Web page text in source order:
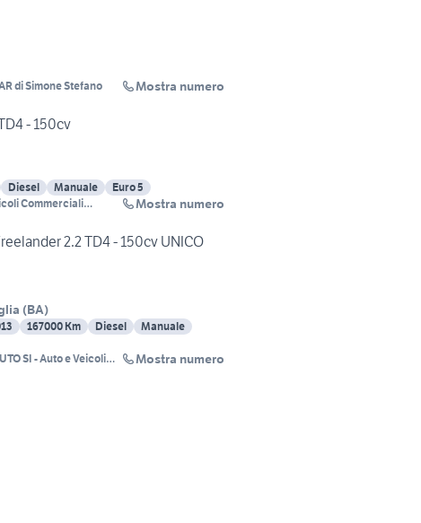
di Simone Stefano Mostra numero
- 150cv
Diesel Manuale
Euro 5
Commerciali
Mostra numero
2.2 TD4 - 150cv UNICO
(BA)
167000 Km Diesel
Manuale
SI - Auto e Veicoli
Mostra numero